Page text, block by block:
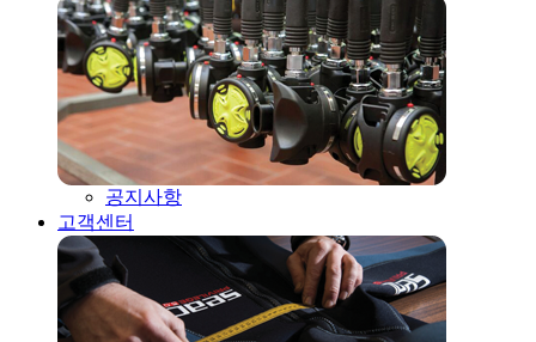
공지사항
고객센터